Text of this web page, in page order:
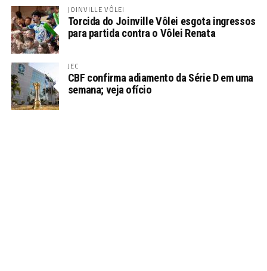
JOINVILLE VÔLEI
Torcida do Joinville Vôlei esgota ingressos
para partida contra o Vôlei Renata
JEC
CBF confirma adiamento da Série D em uma
semana; veja ofício